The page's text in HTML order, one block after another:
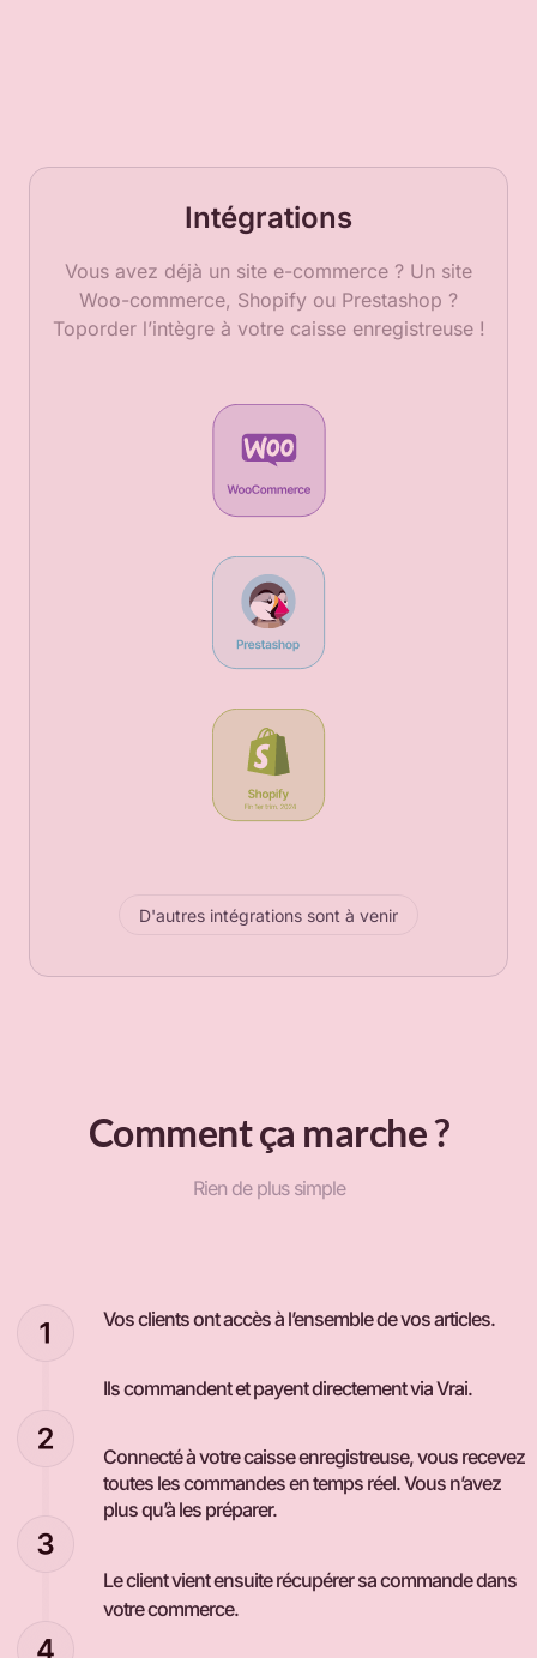
Intégrations
Vous avez déjà un site e-commerce ? Un site
Woo-commerce, Shopify ou Prestashop ?
Toporder l’intègre à votre caisse enregistreuse !
D'autres intégrations sont à venir
Comment ça marche ?
Rien de plus simple
Vos clients ont accès à l’ensemble de vos articles.
Ils commandent et payent directement via Vrai.
Connecté à votre caisse enregistreuse, vous recevez
toutes les commandes en temps réel. Vous n’avez
plus qu’à les préparer.
Le client vient ensuite récupérer sa commande dans
votre commerce.